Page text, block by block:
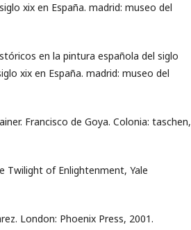
xix en España. madrid: museo del
en la pintura española del siglo
xix en España. madrid: museo del
Francisco de Goya. Colonia: taschen,
Twilight of Enlightenment, Yale
London: Phoenix Press, 2001.